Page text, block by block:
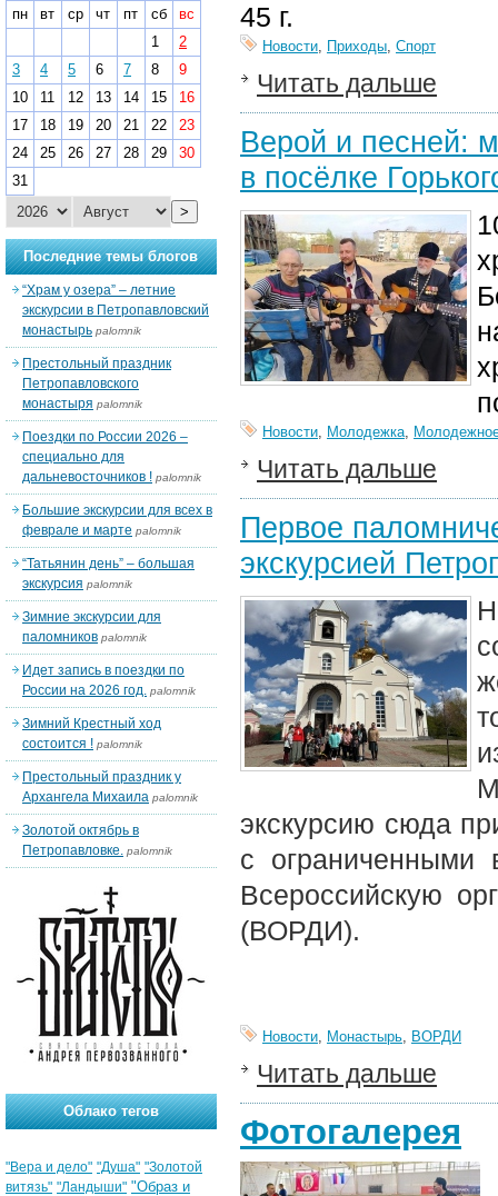
45 г.
Новости, Приходы, Спорт
Читать дальше
Верой и песней:
в посёлке
Новости, Молодежка,
Читать дальше
Первое
экскурсией
экскурсию сюда
с ограниченными
Всероссийскую
(ВОРДИ).
Новости, Монастырь, ВОРДИ
Читать дальше
Фотогалерея
пн
вт ср чт пт сб
вс
1
2
3
4 5 6 7 8
9
10
11 12 13 14 15
16
17
18 19 20 21 22
23
24
25 26 27 28 29
30
31
>
Последние темы блогов
“Храм у озера” – летние
экскурсии в Петропавловский
монастырь palomnik
Престольный праздник
Петропавловского
монастыря palomnik
Поездки по России 2026 –
специально для
дальневосточников ! palomnik
Большие экскурсии для всех в
феврале и марте palomnik
“Татьянин день” – большая
экскурсия palomnik
Зимние экскурсии для
паломников palomnik
Идет запись в поездки по
России на 2026 год. palomnik
Зимний Крестный ход
состоится ! palomnik
Престольный праздник у
Архангела Михаила palomnik
Золотой октябрь в
Петропавловке. palomnik
Облако тегов
"Вера и дело" "Душа" "Золотой
витязь" "Ландыши" "Образ и